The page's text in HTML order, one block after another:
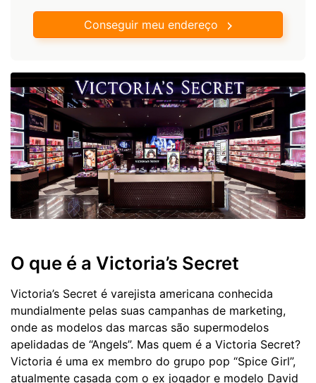
Conseguir meu endereço
O que é a Victoria’s Secret
Victoria’s Secret é varejista americana conhecida
mundialmente pelas suas campanhas de marketing,
onde as modelos das marcas são supermodelos
apelidadas de “Angels”. Mas quem é a Victoria Secret?
Victoria é uma ex membro do grupo pop “Spice Girl”,
atualmente casada com o ex jogador e modelo David